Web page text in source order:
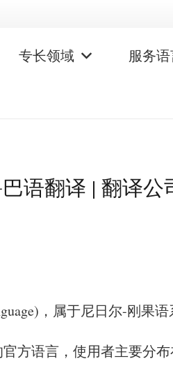
专长领域 服务
语翻译 | 翻译公
，属于尼日尔-刚果
方语言，使用者主要分